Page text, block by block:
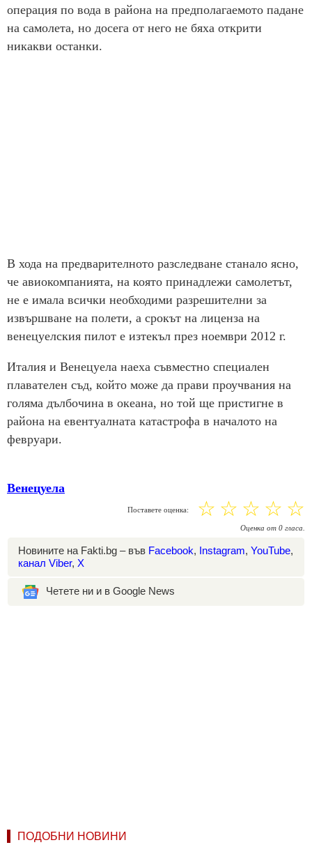
операция по вода в района на предполагаемото падане
на самолета, но досега от него не бяха открити
никакви останки.
В хода на предварителното разследване станало ясно,
че авиокомпанията, на която принадлежи самолетът,
не е имала всички необходими разрешителни за
извършване на полети, а срокът на лиценза на
венецуелския пилот е изтекъл през ноември 2012 г.
Италия и Венецуела наеха съвместно специален
плавателен съд, който може да прави проучвания на
голяма дълбочина в океана, но той ще пристигне в
района на евентуалната катастрофа в началото на
февруари.
Венецуела
Поставете оценка: ☆
☆
☆
☆
☆
Оценка от 0 гласа.
Новините на Fakti.bg – във Facebook, Instagram, YouTube,
канал Viber, X
Четете ни и в Google News
ПОДОБНИ НОВИНИ